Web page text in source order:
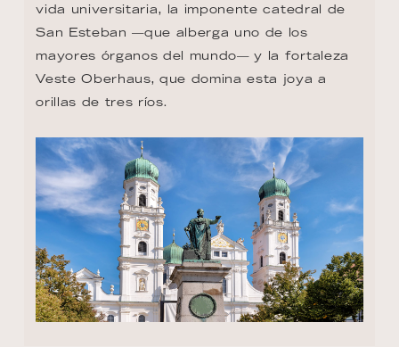
vida universitaria, la imponente catedral de
San Esteban —que alberga uno de los
mayores órganos del mundo— y la fortaleza
Veste Oberhaus, que domina esta joya a
orillas de tres ríos.